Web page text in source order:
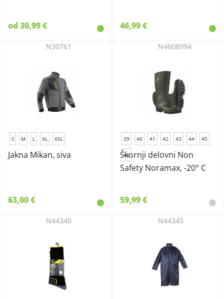
od 30,99 € 46,99 €
S M L XL XXL
Jakna Mikan, siva
N30761
63,00 €
39 40 41 42 43 44 45
46
Škornji delovni Non
Safety Noramax, -20° C
N4608994
59,99 €
N44340 N44345